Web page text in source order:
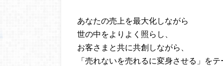
あなたの売上を最大化しながら
世の中をよりよく照らし、
お客さまと共に共創しながら、
「売れないを売れるに変身させる」を